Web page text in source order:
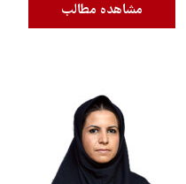
مشاهده مطالب